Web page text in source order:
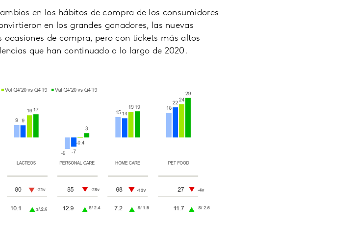
en los hábitos de compra de los consumidores
en los grandes ganadores, las nuevas
de compra, pero con tickets más altos
que han continuado a lo largo de 2020.